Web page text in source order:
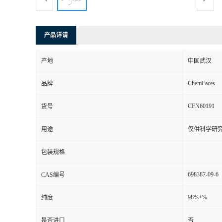
产品详请
产地 中国武汉
品牌 ChemFaces
货号 CFN60191
用途 仅供科学研
包装规格
CAS编号 698387-09-6
纯度 98%+%
是否进口 否